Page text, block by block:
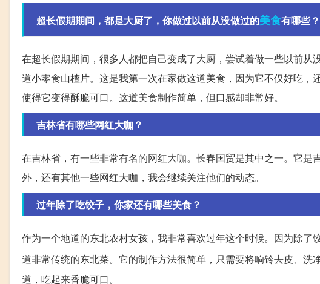
超长假期期间，都是大厨了，你做过以前从没做过的美食有哪些？
在超长假期期间，很多人都把自己变成了大厨，尝试着做一些以前
道小零食山楂片。这是我第一次在家做这道美食，因为它不仅好吃，
使得它变得酥脆可口。这道美食制作简单，但口感却非常好。
吉林省有哪些网红大咖？
在吉林省，有一些非常有名的网红大咖。长春国贸是其中之一。它
外，还有其他一些网红大咖，我会继续关注他们的动态。
过年除了吃饺子，你家还有哪些美食？
作为一个地道的东北农村女孩，我非常喜欢过年这个时候。因为除
道非常传统的东北菜。它的制作方法很简单，只需要将响铃去皮、洗
道，吃起来香脆可口。